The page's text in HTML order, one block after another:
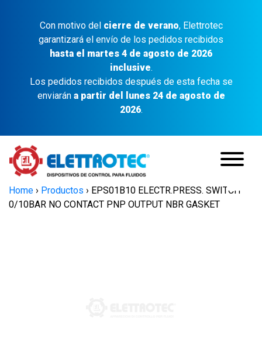
Con motivo del cierre de verano, Elettrotec
garantizará el envío de los pedidos recibidos
hasta el martes 4 de agosto de 2026
inclusive.
Los pedidos recibidos después de esta fecha se
enviarán a partir del lunes 24 de agosto de
2026.
Home › Productos › EPS01B10 ELECTR.PRESS. SWITCH
0/10BAR NO CONTACT PNP OUTPUT NBR GASKET